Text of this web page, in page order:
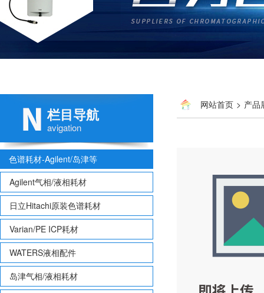
栏目导航
avigation
色谱耗材-Agilent/岛津等
Agilent气相/液相耗材
日立Hitachi原装色谱耗材
Varian/PE ICP耗材
WATERS液相配件
岛津气相/液相耗材
网站首页 > 产品